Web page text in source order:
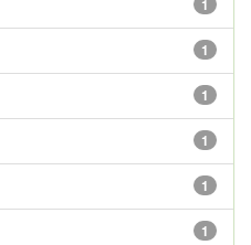
1
1
1
1
1
1